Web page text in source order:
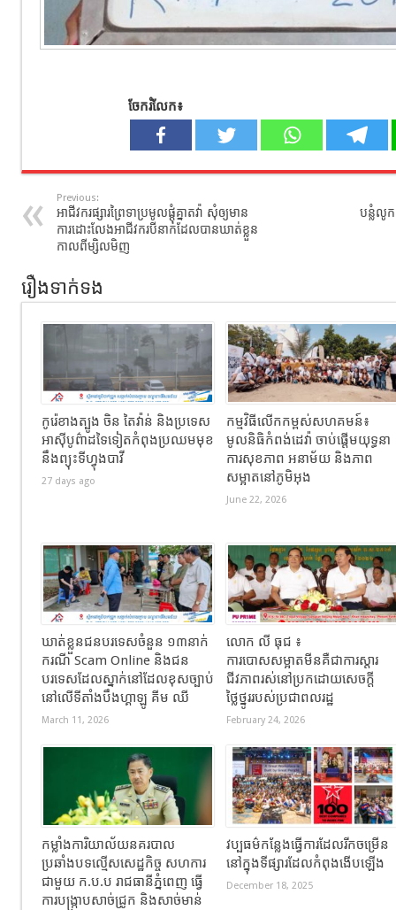
ចែករំលែក៖
Previous:
អាជីវករផ្សារព្រៃទាប្រមូលផ្តុំគ្នាតវ៉ា សុំឲ្យមាន
ការដោះលែងអាជីវករបីនាក់ដែលបានឃាត់ខ្លួន
កាលពីម្សិលមិញ
បន្លំលូក
រឿងទាក់ទង
កូរ៉េខាងត្បូង ចិន តៃវ៉ាន់ និងប្រទេស
អាស៊ីបូព៌ាដទៃទៀតកំពុងប្រឈមមុខ
នឹងព្យុះទីហ្វុងបាវី
27 days ago
កម្មវិធីលើកកម្ពស់សហគមន៍៖
មូលនិធិកំពង់ដេវ៉ា ចាប់ផ្តើមយុទ្ធនា
ការសុខភាព អនាម័យ និងភាព
សម្អាតនៅភូមិអុង
June 22, 2026
ឃាត់ខ្លួនជនបរទេសចំនួន ១៣នាក់
ករណី Scam Online និងជន
បរទេសដែលស្នាក់នៅដែលខុសច្បាប់
នៅលើទីតាំងបឹងហ្គាឡូ គីម ឈី
March 11, 2026
លោក លី ធុជ ៖
ការបោសសម្អាតមីនគឺជាការស្តារ
ជីវភាពរស់នៅប្រកដោយសេចក្តី
ថ្លៃថ្នូររបស់ប្រជាពលរដ្ឋ
February 24, 2026
កម្លាំងការិយាល័យនគរបាល
ប្រឆាំងបទល្មើសសេដ្ឋកិច្ច សហការ
ជាមួយ ក.ប.ប រាជធានីភ្នំពេញ ធ្វើ
ការបង្ក្រាបសាច់ជ្រូក និងសាច់មាន់
វប្បធម៌កន្លែងធ្វើការដែលរីកចម្រើន
នៅក្នុងទីផ្សារដែលកំពុងងើបឡើង
December 18, 2025